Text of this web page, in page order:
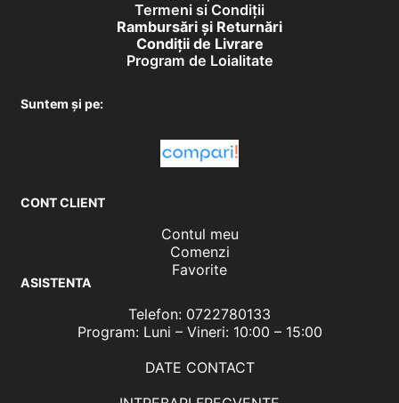
Termeni si Condiții
Rambursări și Returnări
Condiţii de Livrare
Program de Loialitate
Suntem și pe:
CONT CLIENT
Contul meu
Comenzi
Favorite
ASISTENTA
Telefon: 0722780133
Program: Luni – Vineri: 10:00 – 15:00
DATE CONTACT